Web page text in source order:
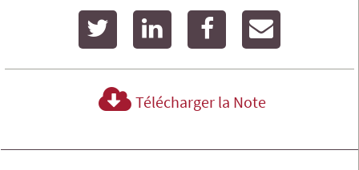
twitter linkedin facebook
Télécharger la Note